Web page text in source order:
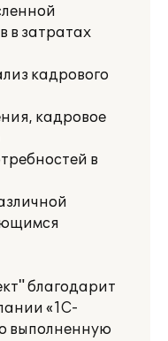
в затратах
кадрового
кадровое
в
благодарит
«1С-
выполненную